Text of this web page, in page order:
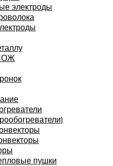
электроды
пушки